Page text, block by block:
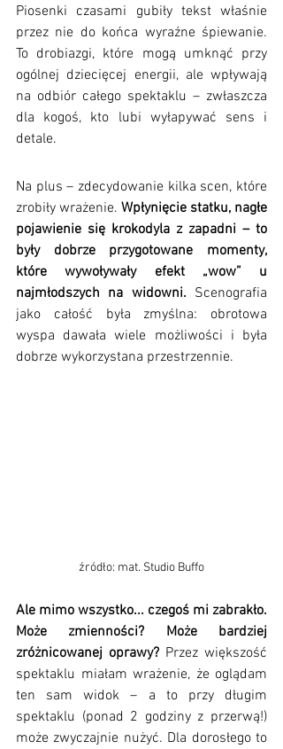
Piosenki czasami gubiły tekst właśnie
przez nie do końca wyraźne śpiewanie.
To drobiazgi, które mogą umknąć przy
ogólnej dziecięcej energii, ale wpływają
na odbiór całego spektaklu – zwłaszcza
dla kogoś, kto lubi wyłapywać sens i
detale.
Na plus – zdecydowanie kilka scen, które
zrobiły wrażenie. Wpłynięcie statku, nagłe
pojawienie się krokodyla z zapadni – to
były dobrze przygotowane momenty,
które wywoływały efekt „wow” u
najmłodszych na widowni. Scenografia
jako całość była zmyślna: obrotowa
wyspa dawała wiele możliwości i była
dobrze wykorzystana przestrzennie.
źródło: mat. Studio Buffo
Ale mimo wszystko... czegoś mi zabrakło.
Może zmienności? Może bardziej
zróżnicowanej oprawy? Przez większość
spektaklu miałam wrażenie, że oglądam
ten sam widok – a to przy długim
spektaklu (ponad 2 godziny z przerwą!)
może zwyczajnie nużyć. Dla dorosłego to